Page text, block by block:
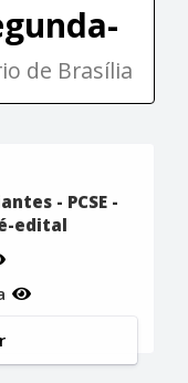
de Brasília
- PCSE -
edital